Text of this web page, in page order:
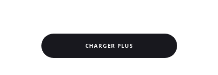
CHARGER PLUS